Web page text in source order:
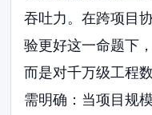
吞吐力。在跨项目
验更好这一命题下
而是对千万级工程
需明确：当项目规